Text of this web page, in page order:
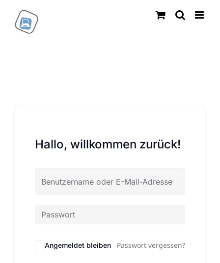
Inhalt
springen
Hallo, willkommen zurück!
Angemeldet bleiben Passwort vergessen?